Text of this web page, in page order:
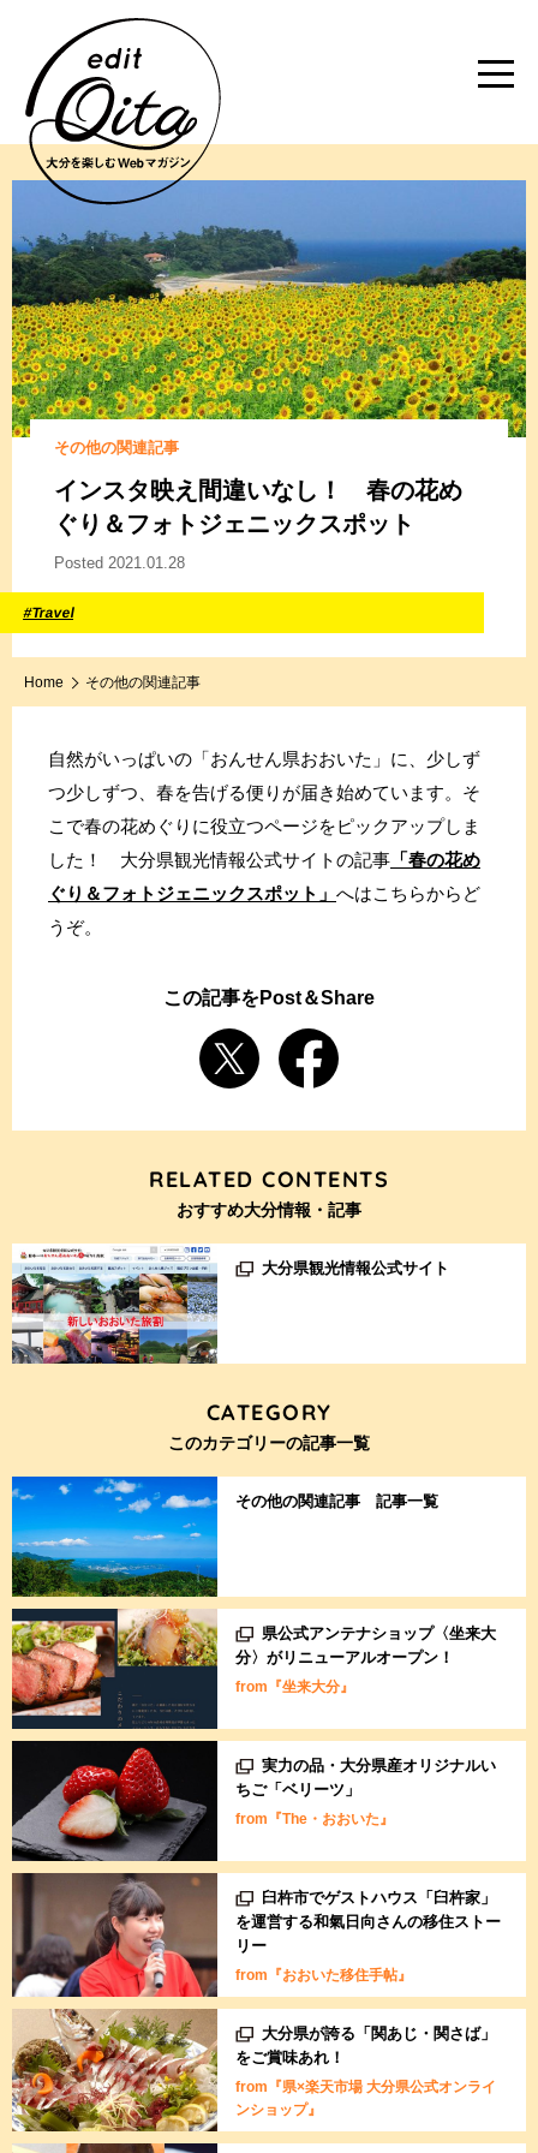
その他の関連記事
インスタ映え間違いなし！ 春の花め
ぐり＆フォトジェニックスポット
Posted 2021.01.28
#Travel
Home その他の関連記事
自然がいっぱいの「おんせん県おおいた」に、少しず
つ少しずつ、春を告げる便りが届き始めています。そ
こで春の花めぐりに役立つページをピックアップしま
した！ 大分県観光情報公式サイトの記事 「春の花め
ぐり＆フォトジェニックスポット」 へはこちらからど
うぞ。
この記事をPost＆Share
RELATED CONTENTS
おすすめ大分情報・記事
大分県観光情報公式サイト
CATEGORY
このカテゴリーの記事一覧
その他の関連記事 記事一覧
県公式アンテナショップ〈坐来大
分〉がリニューアルオープン！
from『坐来大分』
実力の品・大分県産オリジナルい
ちご「ベリーツ」
from『The・おおいた』
臼杵市でゲストハウス「臼杵家」
を運営する和氣日向さんの移住ストー
リー
from『おおいた移住手帖』
大分県が誇る「関あじ・関さば」
をご賞味あれ！
from『県×楽天市場 大分県公式オンライ
ンショップ』